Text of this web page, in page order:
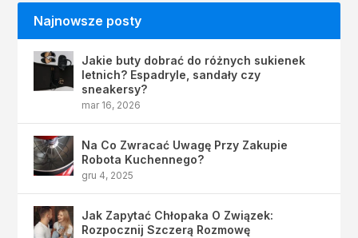
Najnowsze posty
Jakie buty dobrać do różnych sukienek
letnich? Espadryle, sandały czy
sneakersy?
mar 16, 2026
Na Co Zwracać Uwagę Przy Zakupie
Robota Kuchennego?
gru 4, 2025
Jak Zapytać Chłopaka O Związek:
Rozpocznij Szczerą Rozmowę